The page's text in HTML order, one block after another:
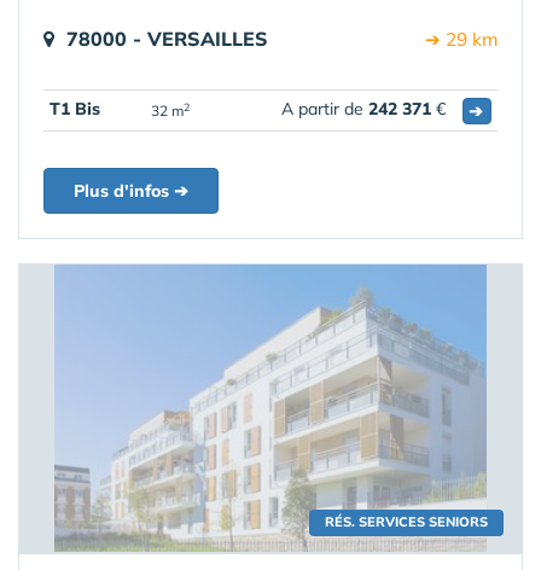
78000 - VERSAILLES ➔ 29 km
T1 Bis 32 m2 A partir de 242 371 € ➔
Plus d'infos ➔
RÉS. SERVICES SENIORS